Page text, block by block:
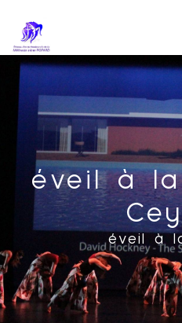
éveil à
éveil à